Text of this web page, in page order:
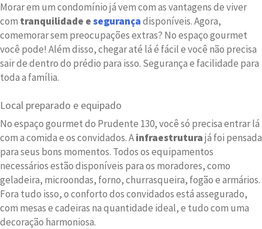
Morar em um condomínio já vem com as vantagens de viver
com tranquilidade esegurançadisponíveis. Agora,
comemorar sem preocupações extras? No espaço gourmet
você pode! Além disso, chegar até lá é fácil e você não precisa
sair de dentro do prédio para isso. Segurança e facilidade para
toda a família.
Local preparado e equipado
No espaço gourmet do Prudente 130, você só precisa entrar lá
com a comida e os convidados. Ainfraestruturajá foi pensada
para seus bons momentos. Todos os equipamentos
necessários estão disponíveis para os moradores, como
geladeira, microondas, forno, churrasqueira, fogão e armários.
Fora tudo isso, o conforto dos convidados está assegurado,
com mesas e cadeiras na quantidade ideal, e tudo com uma
decoração harmoniosa.